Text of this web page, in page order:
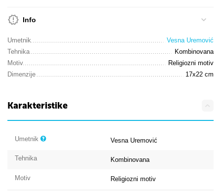
Info
Umetnik
Vesna Uremović
Tehnika
Kombinovana
Motiv
Religiozni motiv
Dimenzije
17x22 cm
Karakteristike
Umetnik Vesna Uremović
Tehnika Kombinovana
Motiv Religiozni motiv